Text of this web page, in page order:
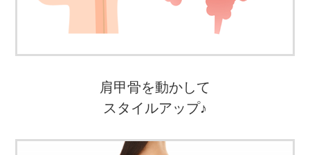
肩甲骨を動かして
スタイルアップ♪